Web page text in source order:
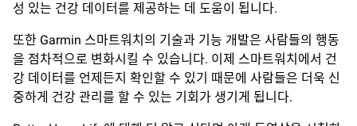
성 있는 건강 데이터를 제공하는 데 도움이 됩니다.
또한 Garmin 스마트워치의 기술과 기능 개발은 사람들의 행동
을 점차적으로 변화시킬 수 있습니다. 이제 스마트워치에서 건
강 데이터를 언제든지 확인할 수 있기 때문에 사람들은 더욱 신
중하게 건강 관리를 할 수 있는 기회가 생기게 됩니다.